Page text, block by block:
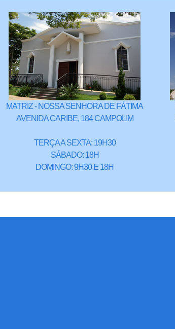
MATRIZ - NOSSA SENHORA DE FÁTIMA
AVENIDA CARIBE, 184 CAMPOLIM
TERÇA A SEXTA: 19H30
SÁBADO: 18H
DOMINGO: 9H30 E 18H